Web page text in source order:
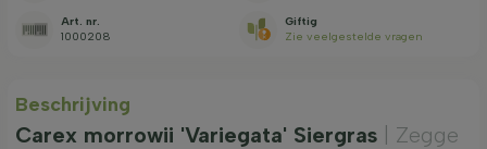
Art. nr.
1000208
Giftig
Zie veelgestelde vragen
Beschrijving
Carex morrowii 'Variegata' Siergras | Zegge